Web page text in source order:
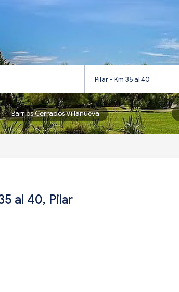
Barrios Cerrados Villanueva
al 40, Pilar